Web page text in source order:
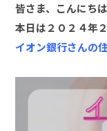
皆さま、こんにちは
本日は２０２４年
イオン銀行さんの